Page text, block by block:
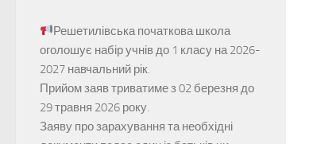
Решетилівська початкова школа
оголошує набір учнів до 1 класу на 2026-
2027 навчальний рік.
Прийом заявтриватиме з 02 березня до
29 травня 2026 року.
Заяву про зарахування та необхідні